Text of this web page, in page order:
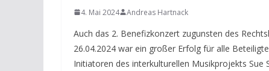
4. Mai 2024 Andreas Hartnack
Auch das 2. Benefizkonzert zugunsten des
26.04.2024 war ein großer Erfolg für alle
Initiatoren des interkulturellen Musikprojekts Sue